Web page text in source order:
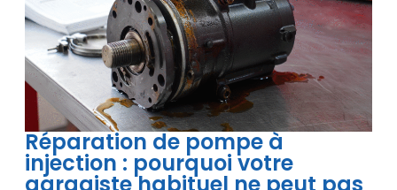
Réparation de pompe à
injection : pourquoi votre